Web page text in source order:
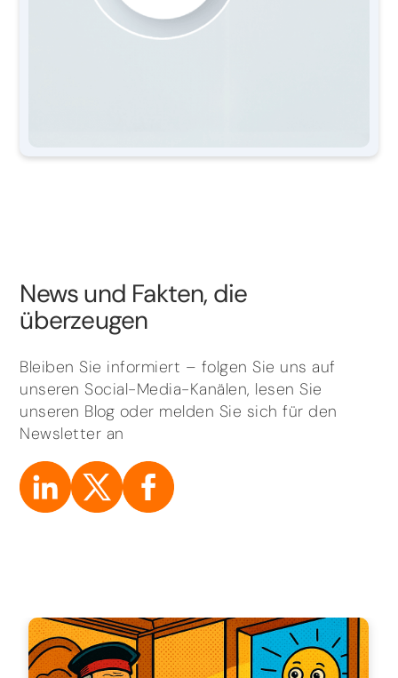
News und Fakten, die
überzeugen
Bleiben Sie informiert – folgen Sie uns auf
unseren Social-Media-Kanälen, lesen Sie
unseren Blog oder melden Sie sich für den
Newsletter an